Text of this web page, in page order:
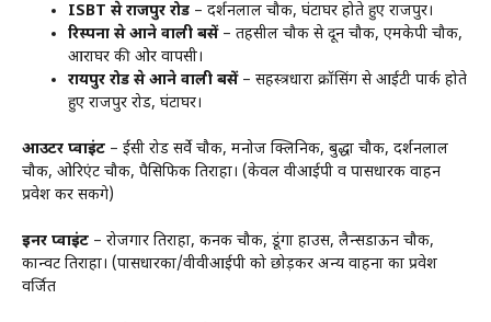
ISBT से राजपुर रोड – दर्शनलाल चौक, घंटाघर होते हुए राजपुर।
रिस्पना से आने वाली बसें– तहसील चौक से दून चौक, एमकेपी चौक,
आराघर की ओर वापसी।
रायपुर रोड से आने वाली बसें– सहस्त्रधारा क्रॉसिंग से आईटी पार्क होते
हुए राजपुर रोड, घंटाघर।
आउटर प्वाइंट – ईसी रोड सर्वे चौक, मनोज क्लिनिक, बुद्धा चौक, दर्शनलाल
चौक, ओरिएंट चौक, पैसिफिक तिराहा। (केवल वीआईपी व पासधारक वाहन
प्रवेश कर सकेंगे)
इनर प्वाइंट – रोजगार तिराहा, कनक चौक, डूंगा हाउस, लैन्सडाऊन चौक,
कान्वेंट तिराहा। (पासधारकों/वीवीआईपी को छोड़कर अन्य वाहनों का प्रवेश
वर्जित